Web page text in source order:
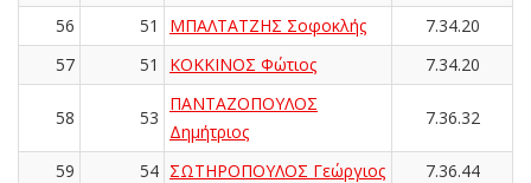
56
51 ΜΠΑΛΤΑΤΖΗΣ Σοφοκλής
7.34.20
57
51 ΚΟΚΚΙΝΟΣ Φώτιος 7.34.20
58 53
ΠΑΝΤΑΖΟΠΟΥΛΟΣ
Δημήτριος
7.36.32
59 54 ΣΩΤΗΡΟΠΟΥΛΟΣ Γεώργιος
7.36.44